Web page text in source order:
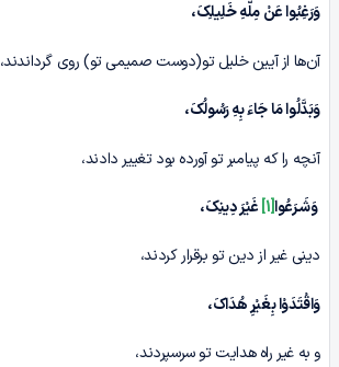
وَرَغِبُوا عَنْ مِلَّهِ خَلِیلِکَ،
آن‌ها از آیین خلیل تو(دوست صمیمی تو) روی گرداندند،
وَبَدَّلُوا مَا جَاءَ بِهِ رَسُولُکَ،
آنچه را که پیامبر تو آورده بود تغییر دادند،
وَشَـرَعُوا[1] غَیْرَ دِینِکَ،
دینی غیر از دین تو برقرار کردند،
وَاقْتَدَوْا بِغَیْرِ هُدَاکَ،
و به غیر راه هدایت تو سرسپردند،